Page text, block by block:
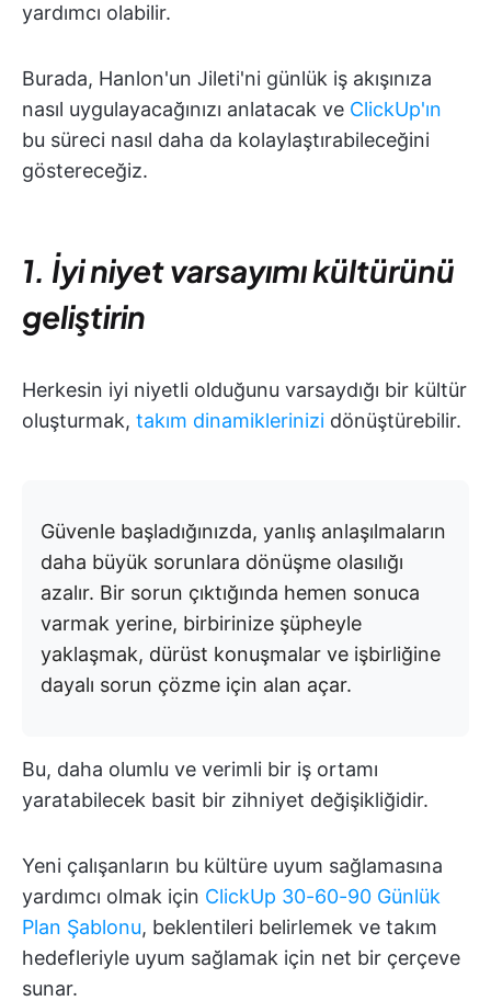
yardımcı olabilir.
Burada, Hanlon'un Jileti'ni günlük iş akışınıza
nasıl uygulayacağınızı anlatacak ve ClickUp'ın
bu süreci nasıl daha da kolaylaştırabileceğini
göstereceğiz.
1. İyi niyet varsayımı kültürünü
geliştirin
Herkesin iyi niyetli olduğunu varsaydığı bir kültür
oluşturmak, takım dinamiklerinizi dönüştürebilir.
Güvenle başladığınızda, yanlış anlaşılmaların
daha büyük sorunlara dönüşme olasılığı
azalır. Bir sorun çıktığında hemen sonuca
varmak yerine, birbirinize şüpheyle
yaklaşmak, dürüst konuşmalar ve işbirliğine
dayalı sorun çözme için alan açar.
Bu, daha olumlu ve verimli bir iş ortamı
yaratabilecek basit bir zihniyet değişikliğidir.
Yeni çalışanların bu kültüre uyum sağlamasına
yardımcı olmak için ClickUp 30-60-90 Günlük
Plan Şablonu, beklentileri belirlemek ve takım
hedefleriyle uyum sağlamak için net bir çerçeve
sunar.